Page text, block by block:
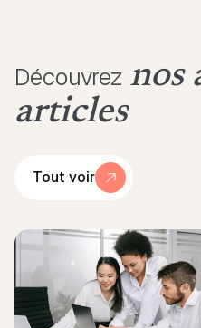
Découvrez nos
articles
Tout voir